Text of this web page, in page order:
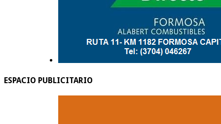
ESPACIO PUBLICITARIO